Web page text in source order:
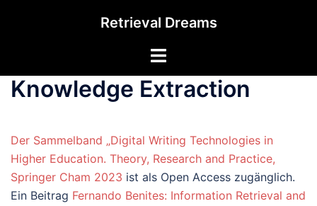
Retrieval Dreams
Menü
Knowledge Extraction
Der Sammelband „Digital Writing Technologies in
Higher Education. Theory, Research and Practice,
Springer Cham 2023 ist als Open Access zugänglich.
Ein Beitrag Fernando Benites: Information Retrieval and